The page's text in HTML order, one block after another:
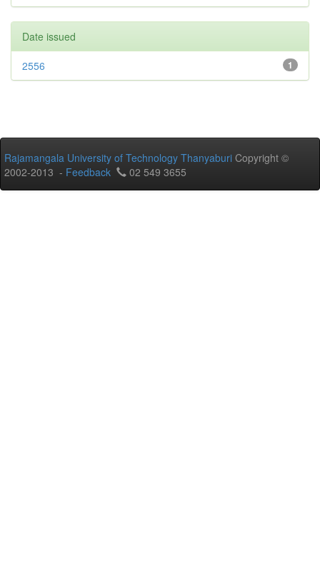
Date issued
1
2556
Rajamangala University of Technology Thanyaburi Copyright ©
2002-2013 - Feedback 02 549 3655